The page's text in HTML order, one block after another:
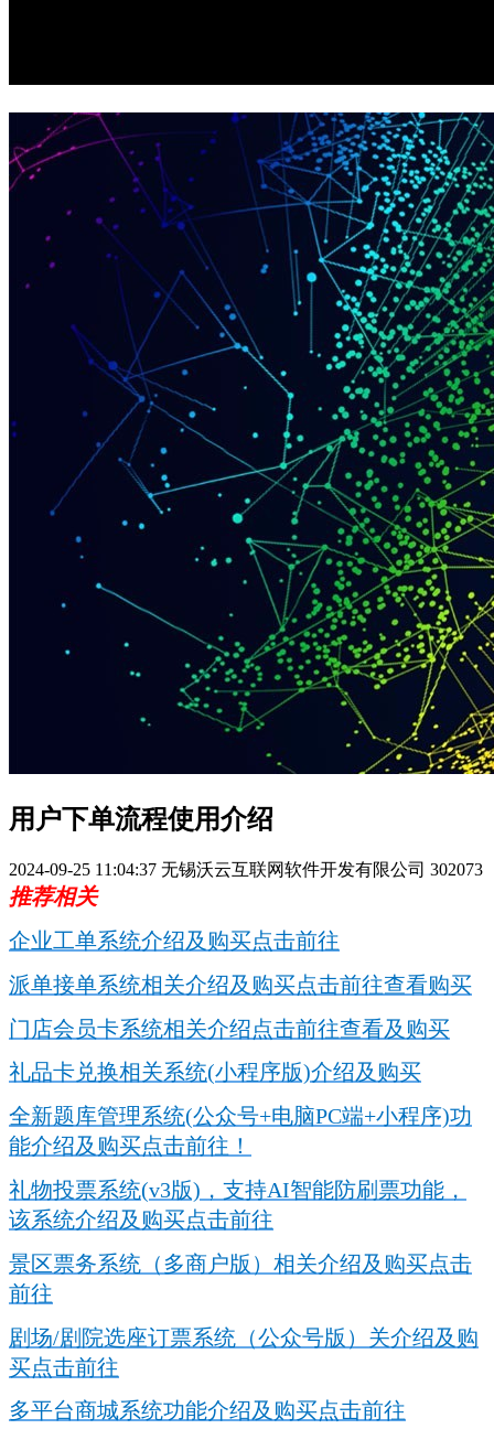
用户下单流程使用介绍
2024-09-25 11:04:37 无锡沃云互联网软件开发有限公司 302073
推荐相关
企业工单系统介绍及购买点击前往
派单接单系统相关介绍及购买点击前往查看购买
门店会员卡系统相关介绍点击前往查看及购买
礼品卡兑换相关系统(小程序版)介绍及购买
全新题库管理系统(公众号+电脑PC端+小程序)功
能介绍及购买点击前往！
礼物投票系统(v3版)，支持AI智能防刷票功能，
该系统介绍及购买点击前往
景区票务系统（多商户版）相关介绍及购买点击
前往
剧场/剧院选座订票系统（公众号版）关介绍及购
买点击前往
多平台商城系统功能介绍及购买点击前往